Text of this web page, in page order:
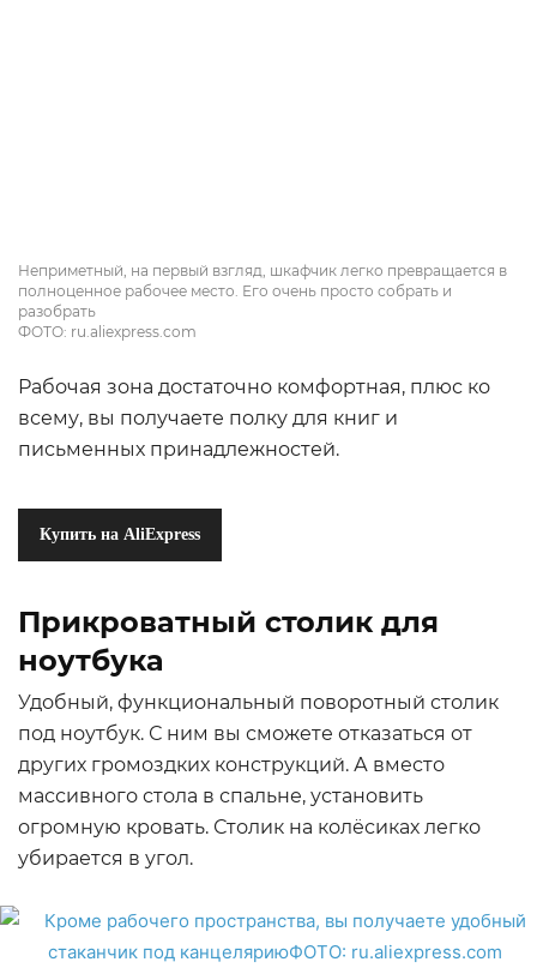
Неприметный, на первый взгляд, шкафчик легко превращается в
полноценное рабочее место. Его очень просто собрать и
разобрать
ФОТО: ru.aliexpress.com
Рабочая зона достаточно комфортная, плюс ко
всему, вы получаете полку для книг и
письменных принадлежностей.
Купить на AliExpress
Прикроватный столик для
ноутбука
Удобный, функциональный поворотный столик
под ноутбук. С ним вы сможете отказаться от
других громоздких конструкций. А вместо
массивного стола в спальне, установить
огромную кровать. Столик на колёсиках легко
убирается в угол.